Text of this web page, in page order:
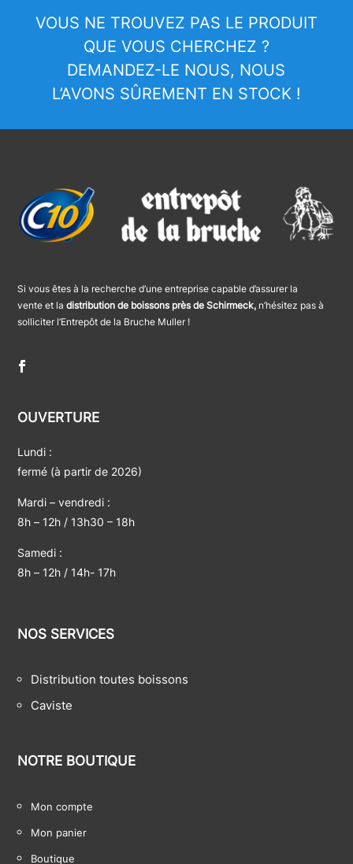
VOUS NE TROUVEZ PAS LE PRODUIT
QUE VOUS CHERCHEZ ?
DEMANDEZ-LE NOUS, NOUS
L’AVONS SÛREMENT EN STOCK !
Si vous êtes à la recherche d’une entreprise capable d’assurer la
vente et ladistribution de boissons près de Schirmeck, n’hésitez pas à
solliciter l’Entrepôt de la Bruche Muller !
OUVERTURE
Lundi :
fermé (à partir de 2026)
Mardi – vendredi :
8h – 12h / 13h30 – 18h
Samedi :
8h – 12h / 14h- 17h
NOS SERVICES
Distribution toutes boissons
Caviste
NOTRE BOUTIQUE
Mon compte
Mon panier
Boutique